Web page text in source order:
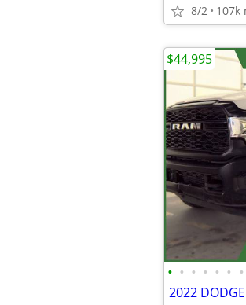
8/2 107k
• • • • • • •
2022
$44,995